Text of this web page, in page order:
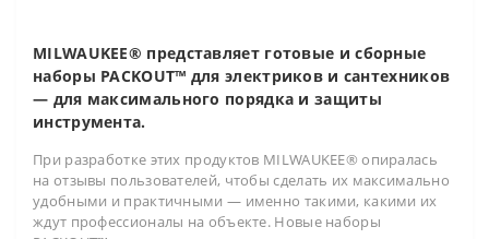
MILWAUKEE® представляет готовые и сборные
наборы PACKOUT™ для электриков и сантехников
— для максимального порядка и защиты
инструмента.
При разработке этих продуктов MILWAUKEE® опиралась
на отзывы пользователей, чтобы сделать их максимально
удобными и практичными — именно такими, какими их
ждут профессионалы на объекте. Новые наборы